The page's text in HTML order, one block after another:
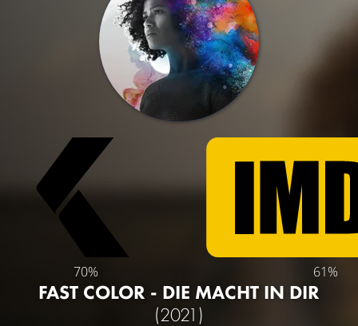
70% 61%
FAST COLOR - DIE MACHT IN DIR
(2021)